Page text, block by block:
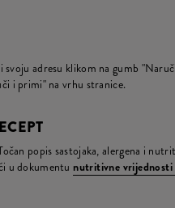
adresu klikom na gumb
i primi" na vrhu stranice.
popis sastojaka, alergena i
u dokumentu nutritivne vrijednosti